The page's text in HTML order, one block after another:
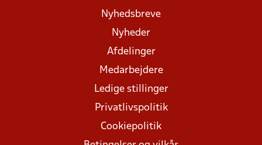
Nyhedsbreve
Nyheder
Afdelinger
Medarbejdere
Ledige stillinger
Privatlivspolitik
Cookiepolitik